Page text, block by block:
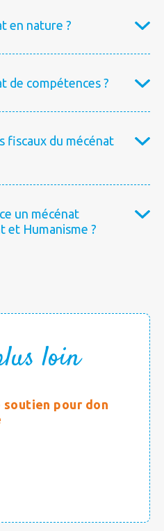
en nature ?
de compétences ?
fiscaux du mécénat
un mécénat
et Humanisme ?
loin
pour don